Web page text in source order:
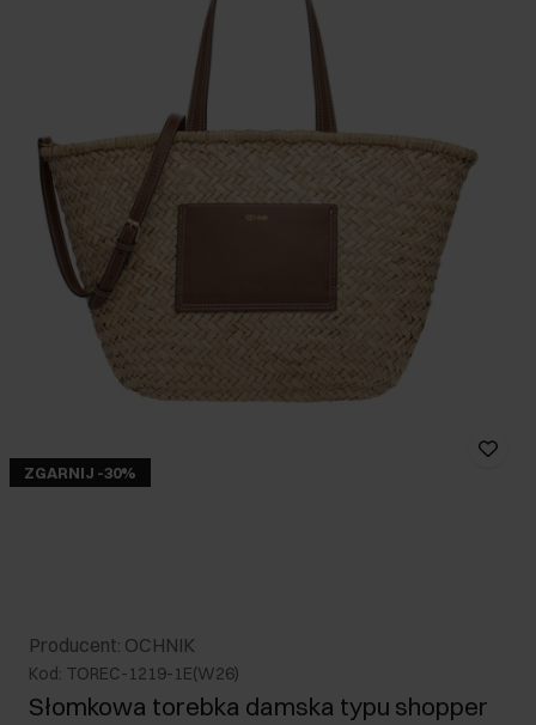
ZGARNIJ -30%
Producent: OCHNIK
Kod: TOREC-1219-1E(W26)
Słomkowa torebka damska typu shopper